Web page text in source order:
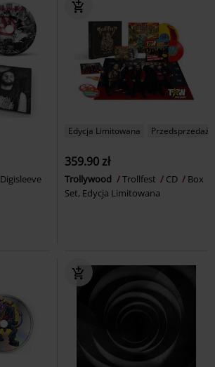
Digisleeve
Edycja Limitowana Przedsprzedaż
359.90 zł
Trollywood Trollfest CD
Box
Set, Edycja Limitowana